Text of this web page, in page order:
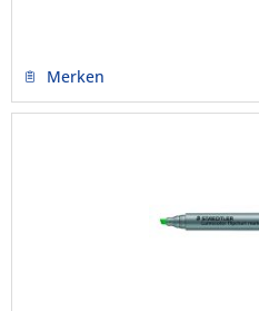
Merken